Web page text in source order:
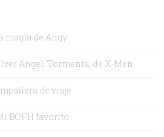
magia de Angy
Angel. Tormenta, de X-Men
de viaje
BOFH favorito